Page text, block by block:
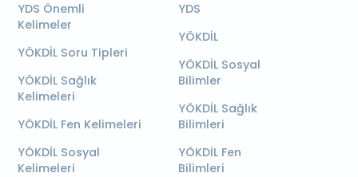
YDS Önemli
Kelimeler
YÖKDİL Soru Tipleri
YÖKDİL Sağlık
Kelimeleri
YÖKDİL Fen Kelimeleri
YÖKDİL Sosyal
Kelimeleri
YDS
YÖKDİL
YÖKDİL Sosyal
Bilimler
YÖKDİL Sağlık
Bilimleri
YÖKDİL Fen
Bilimleri